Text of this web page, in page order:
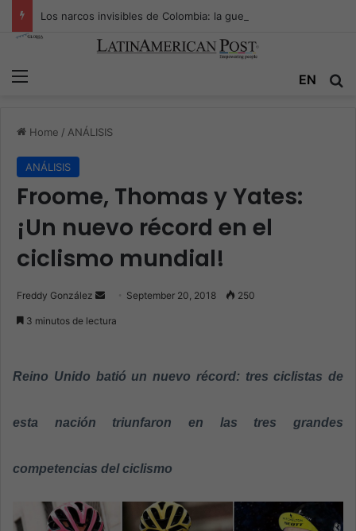
EN
Home / ANÁLISIS
ANÁLISIS
Froome, Thomas y Yates:
¡Un nuevo récord en el
ciclismo mundial!
Freddy González
a
i
September 20, 2018 250
3 minutos de lectura
Reino Unido batió un nuevo récord: tres ciclistas de
esta nación triunfaron en las tres grandes
competencias del ciclismo